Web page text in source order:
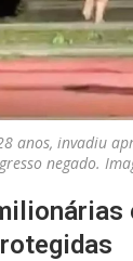
anos, invadiu
negado.